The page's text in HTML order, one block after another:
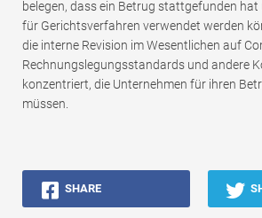
belegen, dass ein Betrug stattgefunden hat
für Gerichtsverfahren verwendet werden
die interne Revision im Wesentlichen auf
Rechnungslegungsstandards und andere
konzentriert, die Unternehmen für ihren
müssen.
SHARE